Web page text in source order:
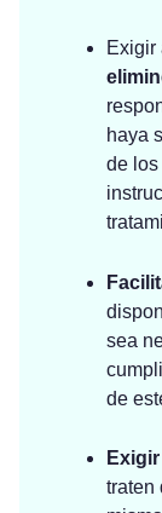
Exigir
haya
de
sea
de
traten